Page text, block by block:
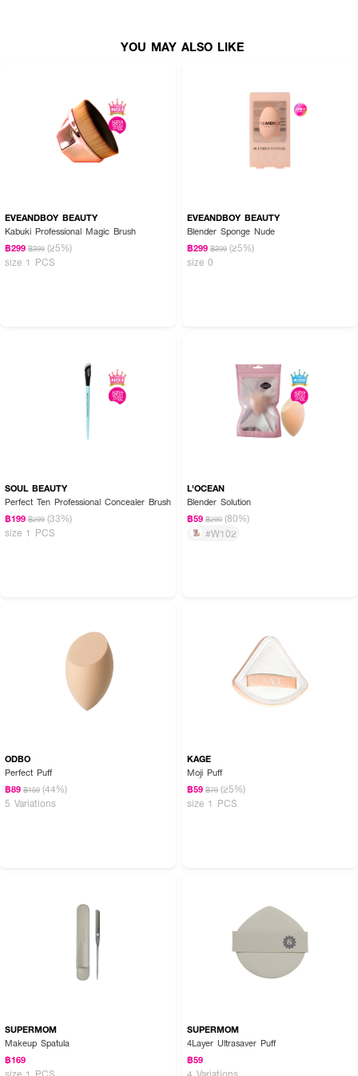
● ใช้พัฟจับบริเวณสายคาดแล้วนำไปแตะเบาๆ (ไม่ควรลากหรือถู) เพื่อเกลี่ยเนื้อ
สัมผัสให้เนียนเรียบสม่ำเสมอทั่วใบหน้า
● สามารถใช้มุมแหลมของพัฟทรงหยดน้ำเกลี่ยในบริเวณที่เข้าถึงยาก เช่น ซอก
จมูก หรือใต้ตา เพื่อความเนี้ยบยิ่งขึ้น
● เพื่อสุขอนามัยที่ดีของผิวหน้า ควรทำความสะอาดพัฟสัปดาห์ละ 1 ครั้ง และ
แนะนำให้เปลี่ยนพัฟใหม่ทุกๆ 1-3 เดือน
● ควรเก็บพัฟไว้ในที่แห้งและเย็น หลีกเลี่ยงการโดนแสงแดดโดยตรงและบริเวณที่มี
FAQ:
● พัฟรุ่นนี้จำเป็นต้องเอาไปชุบน้ำก่อนใช้งานเหมือนฟองน้ำไข่ทั่วไปไหมคะ?
● คำว่า Zero-Absorption ช่วยเรื่องการแต่งหน้าอย่างไร และพัฟกินรองพื้นไหม
คุณสมบัติ Zero-Absorption หมายถึงพัฟจะไม่ดูดซับหรือกินเนื้อผลิตภัณฑ์เข้าไป
ด้านในฟองน้ำค่ะ ทำให้เวลาเราตบรองพื้น เนื้อผลิตภัณฑ์ทั้งหมดจะถูกส่งไปเคลือบ
และกระจายอยู่บนผิวหน้าของเราได้อย่างเต็มที่ ข้อดีคือช่วยให้ประหยัดรองพื้นได้
ตบเบาๆ ผิวเนียนกริบ ประหยัดรองพื้น พร้อมสัมผัสนุ่มเด้งสบายผิวในทุกวัน 💧
✨ เผยลุคผิวสวยสมบูรณ์แบบอย่างเป็นธรรมชาติ ไร้กังวลเรื่องสิ่งสะสมอุดตันผิว
YOU MAY ALSO LIKE
EVEANDBOY BEAUTY
Kabuki Professional Magic Brush
฿299 ฿399 (25%)
size 1 PCS
EVEANDBOY BEAUTY
Blender Sponge Nude
฿299 ฿399 (25%)
size 0
SOUL BEAUTY
Perfect Ten Professional Concealer Brush
฿199 ฿299 (33%)
size 1 PCS
L'OCEAN
Blender Solution
฿59 ฿290 (80%)
#W102
ODBO
Perfect Puff
฿89 ฿159 (44%)
5 Variations
KAGE
Moji Puff
฿59 ฿79 (25%)
size 1 PCS
SUPERMOM
Makeup Spatula
฿169
size 1 PCS
SUPERMOM
4Layer Ultrasaver Puff
฿59
4 Variations